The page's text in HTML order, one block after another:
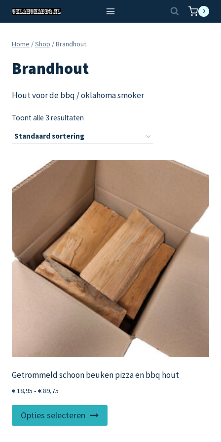
Doorgaan
0
Home /Shop /Brandhout
Brandhout
Hout voor de bbq / oklahoma smoker
Toont alle 3 resultaten
Getrommeld schoon beuken pizza en bbq hout
€18,95 - €89,75
tot
€ 89,75
Opties selecteren
product